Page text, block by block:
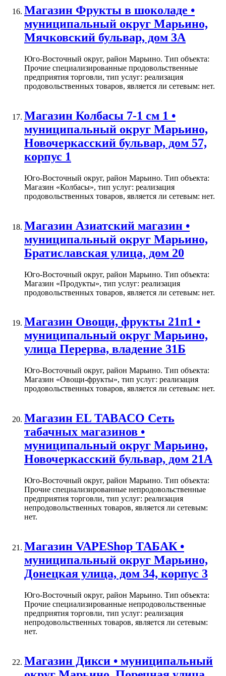
Магазин Фрукты в шоколаде •
муниципальный округ Марьино,
Мячковский бульвар, дом 3А
Юго-Восточный округ, район Марьино. Тип объекта:
Прочие специализированные продовольственные
предприятия торговли, тип услуг: реализация
продовольственных товаров, является ли сетевым: нет.
Магазин Колбасы 7-1 см 1 •
муниципальный округ Марьино,
Новочеркасский бульвар, дом 57,
корпус 1
Юго-Восточный округ, район Марьино. Тип объекта:
Магазин «Колбасы», тип услуг: реализация
продовольственных товаров, является ли сетевым: нет.
Магазин Азиатский магазин •
муниципальный округ Марьино,
Братиславская улица, дом 20
Юго-Восточный округ, район Марьино. Тип объекта:
Магазин «Продукты», тип услуг: реализация
продовольственных товаров, является ли сетевым: нет.
Магазин Овощи, фрукты 21п1 •
муниципальный округ Марьино,
улица Перерва, владение 31Б
Юго-Восточный округ, район Марьино. Тип объекта:
Магазин «Овощи-фрукты», тип услуг: реализация
продовольственных товаров, является ли сетевым: нет.
Магазин EL TABACO Сеть
табачных магазинов •
муниципальный округ Марьино,
Новочеркасский бульвар, дом 21А
Юго-Восточный округ, район Марьино. Тип объекта:
Прочие специализированные непродовольственные
предприятия торговли, тип услуг: реализация
непродовольственных товаров, является ли сетевым:
нет.
Магазин VAPEShop ТАБАК •
муниципальный округ Марьино,
Донецкая улица, дом 34, корпус 3
Юго-Восточный округ, район Марьино. Тип объекта:
Прочие специализированные непродовольственные
предприятия торговли, тип услуг: реализация
непродовольственных товаров, является ли сетевым:
нет.
Магазин Дикси • муниципальный